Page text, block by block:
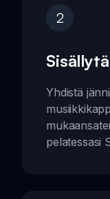
2
Yhdistä
pelatessasi